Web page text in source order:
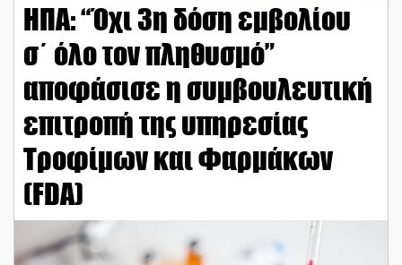
ΗΠΑ: “Όχι 3η δόση εμβολίου
σ΄ όλο τον πληθυσμό”
αποφάσισε η συμβουλευτική
επιτροπή της υπηρεσίας
Τροφίμων και Φαρμάκων
(FDA)